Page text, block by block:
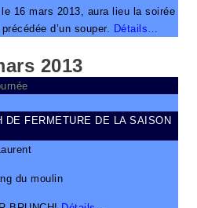
16 mars 2013, aura lieu la soirée
d’un souper. Détails…
2013
DE FERMETURE DE LA SAISON
du moulin